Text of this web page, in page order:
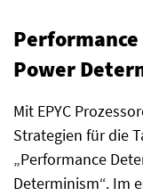
Power
Mit EPYC
Strategien für die
„Performance
Determinism“. Im